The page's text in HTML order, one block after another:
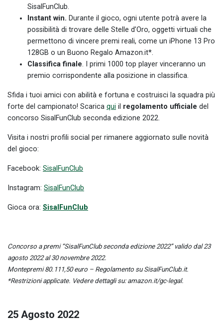
SisalFunClub.
Instant win. Durante il gioco, ogni utente potrà avere la
possibilità di trovare delle Stelle d’Oro, oggetti virtuali che
permettono di vincere premi reali, come un iPhone 13 Pro
128GB o un Buono Regalo Amazon.it*.
Classifica finale. I primi 1000 top player vinceranno un
premio corrispondente alla posizione in classifica.
Sfida i tuoi amici con abilità e fortuna e costruisci la squadra più
forte del campionato! Scarica qui il regolamento ufficiale del
concorso SisalFunClub seconda edizione 2022.
Visita i nostri profili social per rimanere aggiornato sulle novità
del gioco:
Facebook: SisalFunClub
Instagram: SisalFunClub
Gioca ora: SisalFunClub
Concorso a premi “SisalFunClub seconda edizione 2022” valido dal 23
agosto 2022 al 30 novembre 2022.
Montepremi 80.111,50 euro – Regolamento su SisalFunClub.it.
*Restrizioni applicate. Vedere dettagli su: amazon.it/gc-legal.
25 Agosto 2022